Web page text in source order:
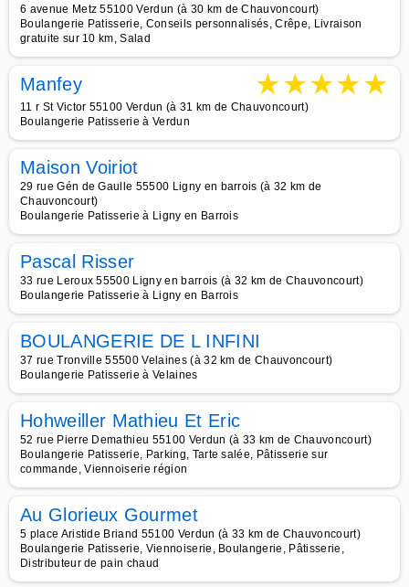
6 avenue Metz 55100 Verdun (à 30 km de Chauvoncourt)
Boulangerie Patisserie, Conseils personnalisés, Crêpe, Livraison
gratuite sur 10 km, Salad
Manfey ★★★★★
11 r St Victor 55100 Verdun (à 31 km de Chauvoncourt)
Boulangerie Patisserie à Verdun
Maison Voiriot
29 rue Gén de Gaulle 55500 Ligny en barrois (à 32 km de
Chauvoncourt)
Boulangerie Patisserie à Ligny en Barrois
Pascal Risser
33 rue Leroux 55500 Ligny en barrois (à 32 km de Chauvoncourt)
Boulangerie Patisserie à Ligny en Barrois
BOULANGERIE DE L INFINI
37 rue Tronville 55500 Velaines (à 32 km de Chauvoncourt)
Boulangerie Patisserie à Velaines
Hohweiller Mathieu Et Eric
52 rue Pierre Demathieu 55100 Verdun (à 33 km de Chauvoncourt)
Boulangerie Patisserie, Parking, Tarte salée, Pâtisserie sur
commande, Viennoiserie région
Au Glorieux Gourmet
5 place Aristide Briand 55100 Verdun (à 33 km de Chauvoncourt)
Boulangerie Patisserie, Viennoiserie, Boulangerie, Pâtisserie,
Distributeur de pain chaud